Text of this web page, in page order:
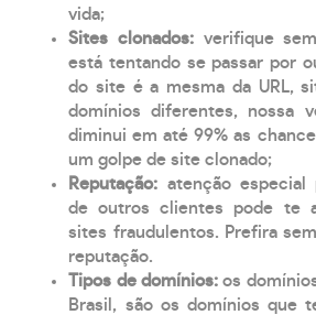
vida;
Sites clonados: verifique
está tentando se passar por
do site é a mesma da URL,
domínios diferentes, nossa
diminui em até 99% as
um golpe de site clonado;
Reputação: atenção especial
de outros clientes pode te
sites fraudulentos. Prefira
reputação.
Tipos de domínios:os
Brasil, são os domínios que